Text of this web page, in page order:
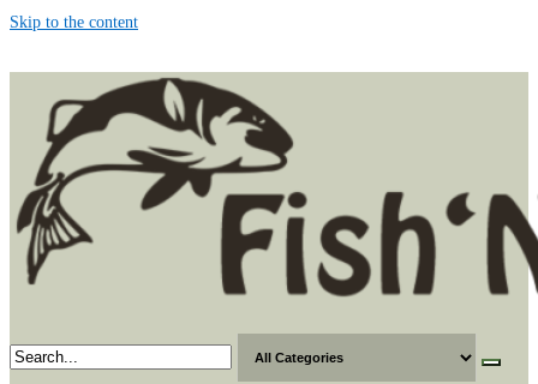
Skip to the content